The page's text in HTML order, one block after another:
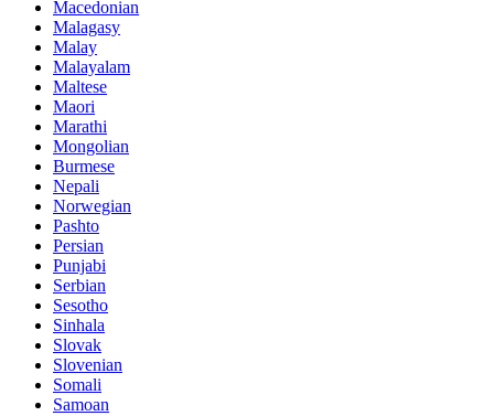
Macedonian
Malagasy
Malay
Malayalam
Maltese
Maori
Marathi
Mongolian
Burmese
Nepali
Norwegian
Pashto
Persian
Punjabi
Serbian
Sesotho
Sinhala
Slovak
Slovenian
Somali
Samoan